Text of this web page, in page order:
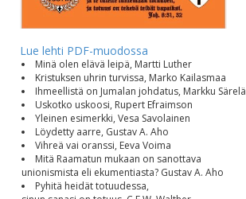
Lue lehti PDF-muodossa
Minä olen elävä leipä, Martti Luther
Kristuksen uhrin turvissa, Marko Kailasmaa
Ihmeellistä on Jumalan johdatus, Markku Särelä
Uskotko uskoosi, Rupert Efraimson
Yleinen esimerkki, Vesa Savolainen
Löydetty aarre, Gustav A. Aho
Vihreä vai oranssi, Eeva Voima
Mitä Raamatun mukaan on sanottava
unionismista eli ekumentiasta? Gustav A. Aho
Pyhitä heidät totuudessa,